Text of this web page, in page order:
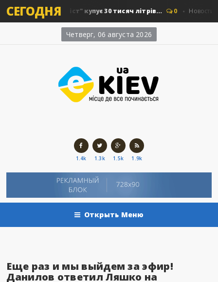
СЕГОДНЯкупує 30 тисяч літрів... 0 Новости Киева
Четверг, 06 августа 2026
1.4k 1.3k 1.5k 1.9k
Открыть Меню
Еще раз и мы выйдем за эфир!
Данилов ответил Ляшко на